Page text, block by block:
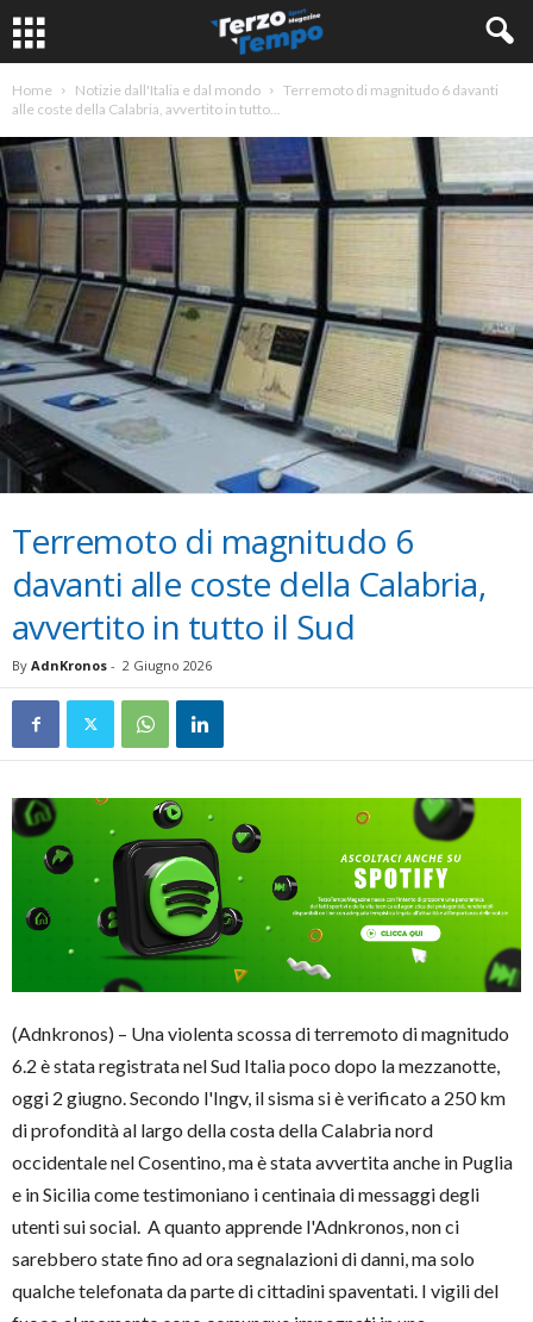
Home Notizie dall'Italia e dal mondo
Terremoto di magnitudo 6 davanti
alle coste della Calabria, avvertito in tutto...
Terremoto di magnitudo 6
davanti alle coste della Calabria,
avvertito in tutto il Sud
By AdnKronos - 2 Giugno 2026
(Adnkronos) – Una violenta scossa di terremoto di magnitudo
6.2 è stata registrata nel Sud Italia poco dopo la mezzanotte,
oggi 2 giugno. Secondo l'Ingv, il sisma si è verificato a 250 km
di profondità al largo della costa della Calabria nord
occidentale nel Cosentino, ma è stata avvertita anche in Puglia
e in Sicilia come testimoniano i centinaia di messaggi degli
utenti sui social. A quanto apprende l'Adnkronos, non ci
sarebbero state fino ad ora segnalazioni di danni, ma solo
qualche telefonata da parte di cittadini spaventati. I vigili del